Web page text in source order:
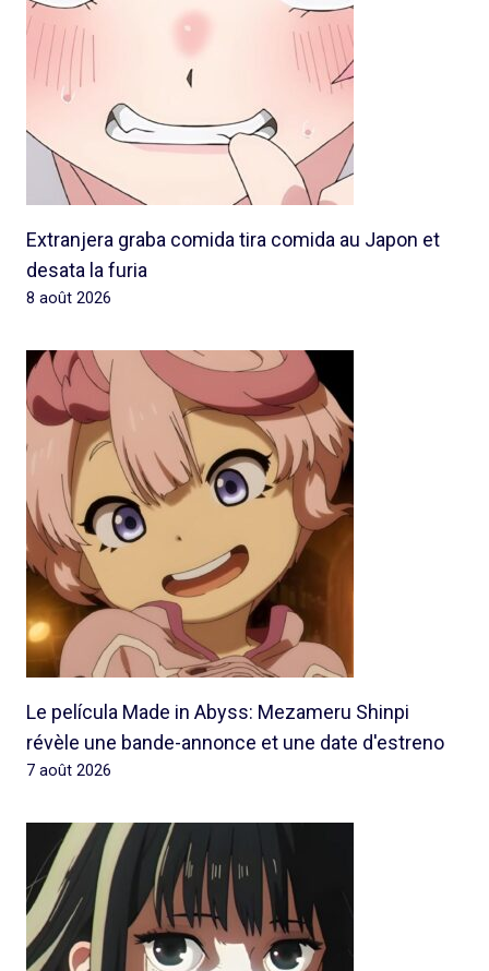
Extranjera graba comida tira comida au Japon et
desata la furia
8 août 2026
Le película Made in Abyss: Mezameru Shinpi
révèle une bande-annonce et une date d'estreno
7 août 2026